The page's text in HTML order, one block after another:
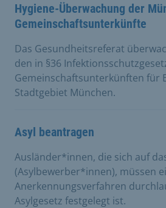
Hygiene-Überwachung der
Gemeinschaftsunterkünfte
Das Gesundheitsreferat
den in §36
Gemeinschaftsunterkünften für
Stadtgebiet München.
Asyl beantragen
Ausländer*innen, die sich auf
(Asylbewerber*innen), müssen
Anerkennungsverfahren
Asylgesetz festgelegt ist.